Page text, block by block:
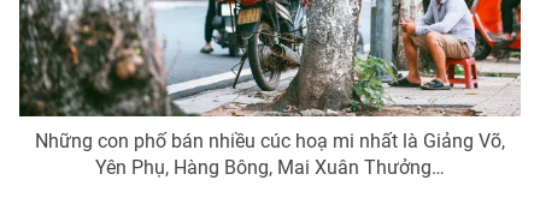
Những con phố bán nhiều cúc hoạ mi nhất là Giảng Võ,
Yên Phụ, Hàng Bông, Mai Xuân Thưởng…